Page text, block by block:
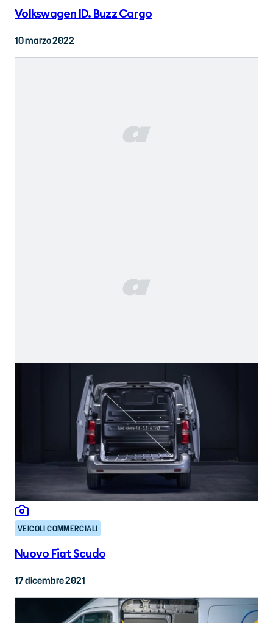
Volkswagen ID. Buzz Cargo
10 marzo 2022
VEICOLI COMMERCIALI
Nuovo Fiat Scudo
17 dicembre 2021